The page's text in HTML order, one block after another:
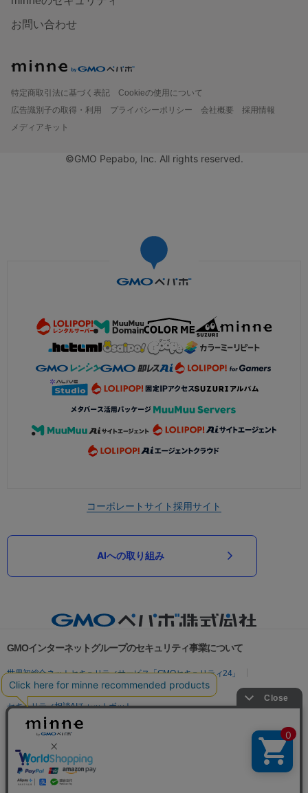
お問い合わせ
特定商取引法に基づく表記
Cookieの使用について
広告識別子の取得・利用
プライバシーポリシー 会社概要
採用情報
メディアキット
©GMO Pepabo, Inc. All rights reserved.
コーポレートサイト採用サイト
AIへの取り組み
GMOインターネットグループのセキュリティ事業について
世界初総合ネットセキュリティサービス「GMOセキュリティ24」
パスワード漏洩診断
Webサイトリスク診断
セキュリティ相談AIチャットボット
実在証明・盗聴対策
サイバー攻撃対策（GMO Flatt Security）
セキュリティ事業の軌跡